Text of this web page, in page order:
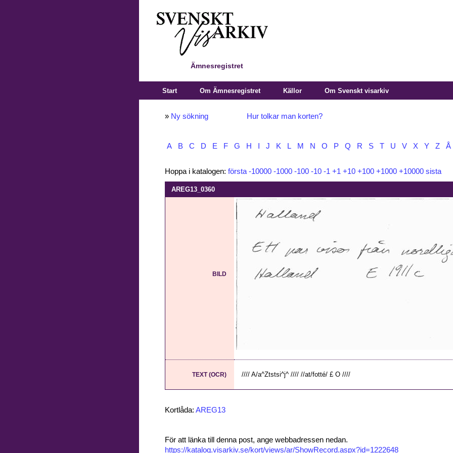
Ämnesregistret
Start Om Ämnesregistret Källor Om Svenskt visarkiv
» Ny sökning Hur tolkar man korten?
A B C D E F G H J K L M N O P Q R S T U V X Y Z Å
Hoppa i katalogen: första -10000 -1000 -100 -10 -1 +1 +10 +100 +1000 +10000 sista
AREG13_0360
BILD
TEXT (OCR) //// A/a^Ztstsi^j^ //// //at/fotté/ £ O ////
Kortlåda: AREG13
För att länka till denna post, ange webbadressen nedan.
https://katalog.visarkiv.se/kort/views/ar/ShowRecord.aspx?id=1222648